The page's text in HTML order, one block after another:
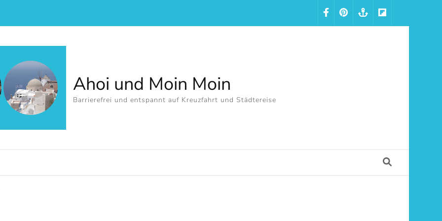
Ahoi und Moin Moin
Barrierefrei und entspannt auf Kreuzfahrt und Städtereise